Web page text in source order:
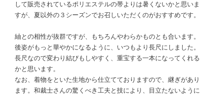
して販売されているポリエステルの帯よりは暑くないかと思いま
すが、夏以外の３シーズンでお召しいただくのがおすすめです。
紬との相性が抜群ですが、もちろんやわらかものとも合います。
後姿がもっと華やかになるように、いつもより長尺にしました。
長尺なので変わり結びもしやすく、重宝する一本になってくれる
かと思います。
なお、着物をといた生地から仕立てておりますので、継ぎがあり
ます。和裁士さんの驚くべき工夫と技により、目立たないように